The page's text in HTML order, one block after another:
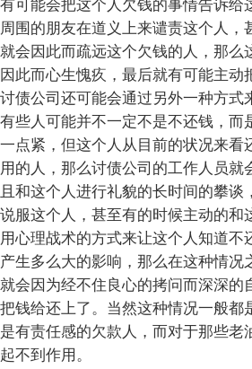
有可能会把这个人欠钱的事情告诉给
周围的朋友在道义上来谴责这个人，
就会因此而疏远这个欠钱的人，那么
因此而心生愧疚，最后就有可能主动
讨债公司还可能会通过另外一种方式
有些人可能并不一定不是不还钱，而
一点紧，但这个人从目前的状况来看
用的人，那么讨债公司的工作人员就
且和这个人进行礼貌的长时间的攀谈
说服这个人，甚至有的时候主动的和
用心理战术的方式来让这个人知道不
产生多么大的影响，那么在这种情况
就会因为经不住良心的拷问而深深的
把钱给还上了。当然这种情况一般都
是有责任感的欠款人，而对于那些老
起不到作用。